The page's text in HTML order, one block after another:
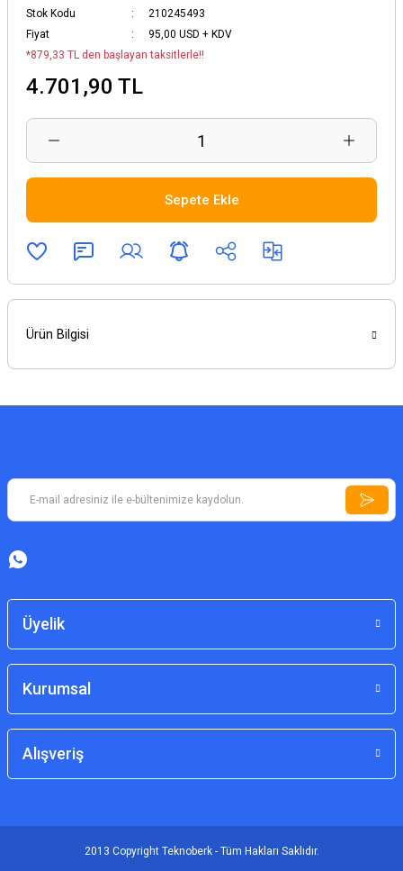
Stok Kodu
210245493
Fiyat
95,00 USD + KDV
*879,33 TL den başlayan taksitlerle!!
4.701,90 TL
Sepete Ekle
Ürün Bilgisi
Üyelik
Kurumsal
Alışveriş
2013 Copyright Teknoberk - Tüm Hakları Saklıdır.